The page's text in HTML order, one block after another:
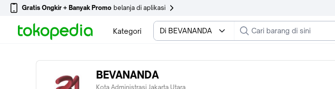
Gratis Ongkir + Banyak Promo belanja di aplikasi
Kategori Di BEVANANDA
BEVANANDA
Kota Administrasi Jakarta Utara